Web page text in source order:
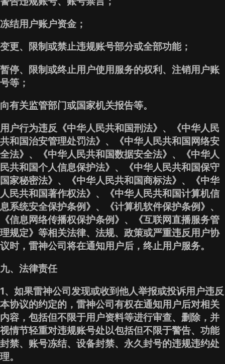
冻结用户账户资金；
变更、限制或禁止违规账号部分或全部功能；
暂停、限制或终止用户使用服务的权利、注销用户账
号等；
向有关监管部门或国家机关报告等。
用户行为违反《中华人民共和国刑法》、《中华人民
共和国治安管理处罚法》、《中华人民共和国网络安
全法》、《中华人民共和国数据安全法》、《中华人
民共和国个人信息保护法》、《中华人民共和国保守
国家秘密法》、《中华人民共和国商标法》、《中华
人民共和国著作权法》、《中华人民共和国计算机信
息系统安全保护条例》、《计算机软件保护条例》、
《信息网络传播权保护条例》、《互联网直播服务管
理规定》等相关法律、法规、政策或严重违反用户协
议时，雷神公司将在通知用户后，终止用户服务。
九、法律责任
1、如果雷神公司发现或收到他人举报或投诉用户违反
本协议的约定的，雷神公司有权在通知用户后对相关
内容，包括但不限于用户资料等进行审查、删除，并
视情节轻重对违规账号处以包括但不限于警告、功能
封禁、账号冻结、设备封禁、永久封号的违规违约处
理。